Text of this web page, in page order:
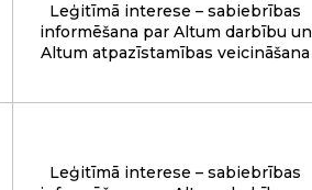
Leģitīmā interese – sabiebrības
informēšana par Altum darbību un
Altum atpazīstamības veicināšana
Leģitīmā interese – sabiebrības